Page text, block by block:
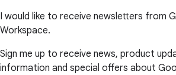
I would like to receive newsletters from
Workspace.
Sign me up to receive news, product
information and special offers about